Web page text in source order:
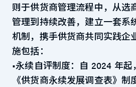
则于供货商管理流程中，从选
管理到持续改善，建立一套系
机制，携手供货商共同实践企
施包括：
•永续自评制度：自 2024 年
《供货商永续发展调查表》